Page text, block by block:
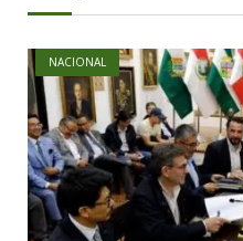
NACIONAL